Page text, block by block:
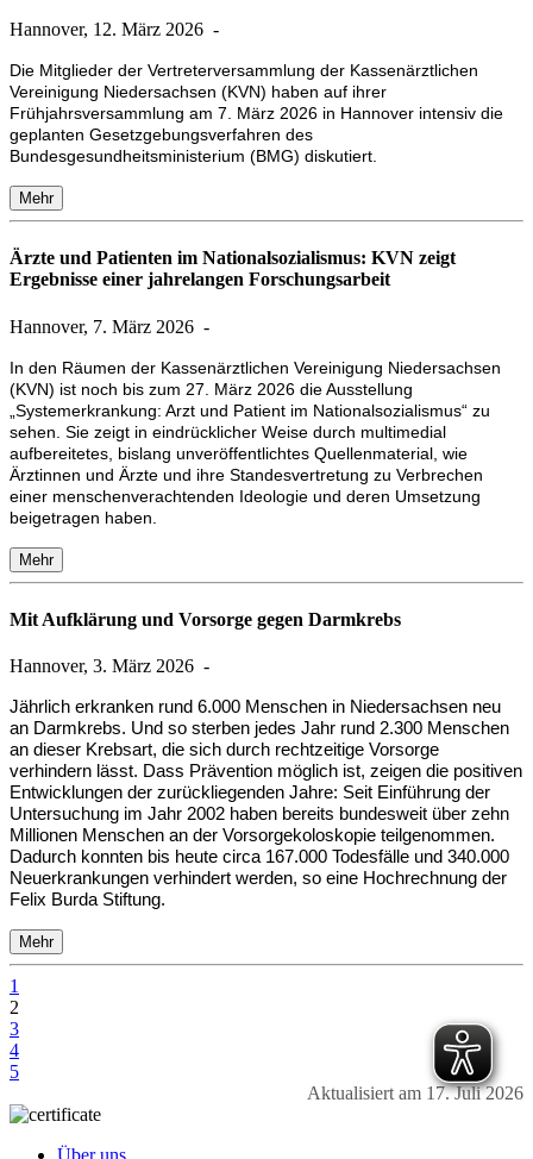
Hannover, 12. März 2026 -
Die Mitglieder der Vertreterversammlung der Kassenärztlichen
Vereinigung Niedersachsen (KVN) haben auf ihrer
Frühjahrsversammlung am 7. März 2026 in Hannover intensiv die
geplanten Gesetzgebungsverfahren des
Bundesgesundheitsministerium (BMG) diskutiert.
Mehr
Ärzte und Patienten im Nationalsozialismus: KVN zeigt
Ergebnisse einer jahrelangen Forschungsarbeit
Hannover, 7. März 2026 -
In den Räumen der Kassenärztlichen Vereinigung Niedersachsen
(KVN) ist noch bis zum 27. März 2026 die Ausstellung
„Systemerkrankung: Arzt und Patient im Nationalsozialismus“ zu
sehen. Sie zeigt in eindrücklicher Weise durch multimedial
aufbereitetes, bislang unveröffentlichtes Quellenmaterial, wie
Ärztinnen und Ärzte und ihre Standesvertretung zu Verbrechen
einer menschenverachtenden Ideologie und deren Umsetzung
beigetragen haben.
Mehr
Mit Aufklärung und Vorsorge gegen Darmkrebs
Hannover, 3. März 2026 -
Jährlich erkranken rund 6.000 Menschen in Niedersachsen neu
an Darmkrebs. Und so sterben jedes Jahr rund 2.300 Menschen
an dieser Krebsart, die sich durch rechtzeitige Vorsorge
verhindern lässt. Dass Prävention möglich ist, zeigen die positiven
Entwicklungen der zurückliegenden Jahre: Seit Einführung der
Untersuchung im Jahr 2002 haben bereits bundesweit über zehn
Millionen Menschen an der Vorsorgekoloskopie teilgenommen.
Dadurch konnten bis heute circa 167.000 Todesfälle und 340.000
Neuerkrankungen verhindert werden, so eine Hochrechnung der
Felix Burda Stiftung.
Mehr
1
2
3
4
5
Aktualisiert am 17. Juli 2026